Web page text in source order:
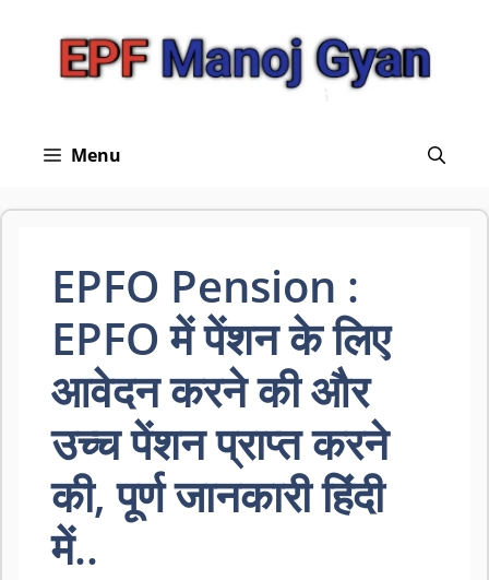
Menu
EPFO Pension :
EPFO में पेंशन के लिए
आवेदन करने की और
उच्च पेंशन प्राप्त करने
की, पूर्ण जानकारी हिंदी
में..